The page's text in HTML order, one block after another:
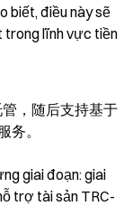
biết, điều này sẽ
trong lĩnh vực tiền
，随后支持基于
务。
giai đoạn: giai
trợ tài sản TRC-